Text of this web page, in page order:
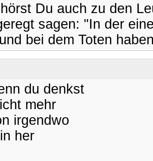
Du auch zu den
sagen: "In der
bei dem Toten
du denkst
mehr
irgendwo
her